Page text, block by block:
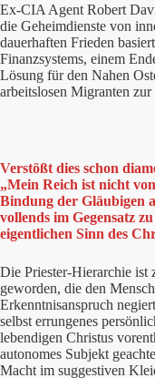
Ex-CIA Agent Robert
die Geheimdienste von
dauerhaften Frieden
Finanzsystems, einem
Lösung für den Nahen
arbeitslosen Migranten
Verstößt dies schon
„Mein Reich ist nicht
Bindung der Gläubigen
vollends im Gegensatz
eigentlichen Sinn des
Die Priester-Hierarchie ist
geworden, die den
Erkenntnisanspruch
selbst errungenes
lebendigen Christus
autonomes Subjekt
Macht im suggestiven